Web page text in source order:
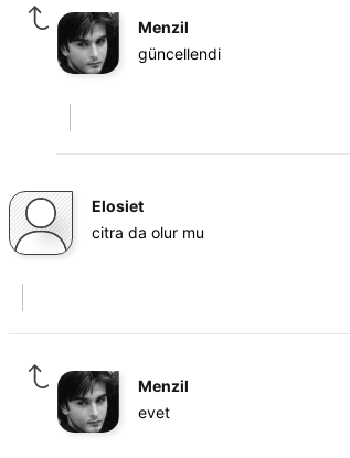
Menzil
güncellendi
Elosiet
citra da olur mu
Menzil
evet